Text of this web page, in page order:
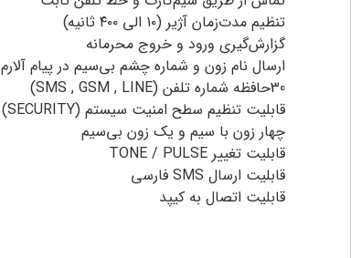
تنظیم مدت‌زمان آژیر (۱۰ الی ۴۰۰ ثانیه)
گزارش‌گیری ورود و خروج محرمانه
ارسال نام زون و شماره چشم بی‌سیم در پیام آلارم
30حافظه شماره تلفن (SMS , GSM , LINE)
قابلیت تنظیم سطح امنیت سیستم (SECURITY)
چهار زون با سیم و یک زون بی‌سیم
قابلیت تغییر TONE / PULSE
قابلیت ارسال SMS فارسی
قابلیت اتصال به کیپد